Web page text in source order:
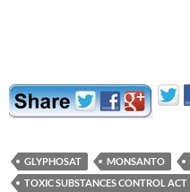
GLYPHOSAT MONSANTO
TOXIC SUBSTANCES CONTROL ACT